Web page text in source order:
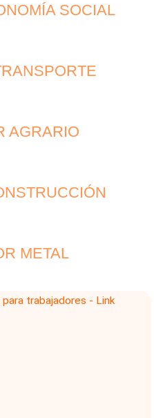
SOCIAL
AGRARIO
METAL